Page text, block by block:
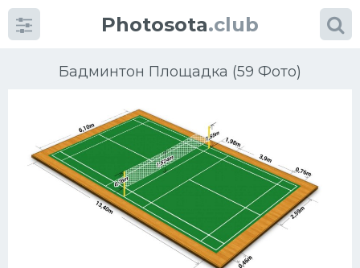
Photosota.club
Бадминтон Площадка (59 Фото)
КатегорииФото